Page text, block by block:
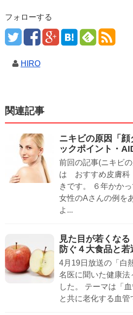
フォローする
HIRO
関連記事
ニキビの原因「
ックポイント・
前回の記事(ニキビ
は おすすめ皮膚科
きです。 ６年かか
女性のAさんの例を
よ...
見た目が若くな
防ぐ４大食品と
4月19日放送の「白
名医に聞いた健康法
した。 テーマは「
と共に老化する血管